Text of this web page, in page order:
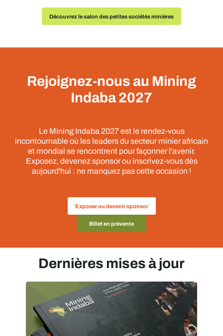
Découvrez le salon des petites sociétés minières
Rejoignez-nous au Mining
Indaba 2027
Le Mining Indaba 2027 est le rendez-vous
incontournable où les leaders du secteur minier africain
et mondial se rencontrent pour façonner l'avenir.
Exposez, devenez sponsor ou inscrivez-vous dès
aujourd'hui : ne manquez pas cette occasion !
Exposer ou devenir sponsor
Billet en prévente
Dernières mises à jour